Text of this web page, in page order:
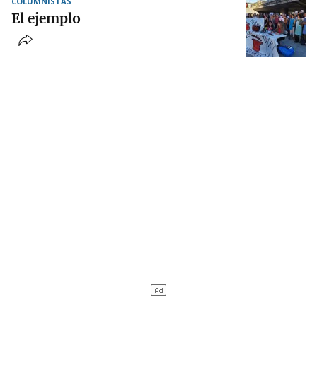
El ejemplo